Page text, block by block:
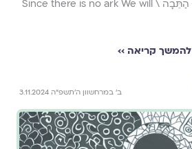
בְּאֵין לָנוּ תֵּבָה / נִהְיֶה אָנוּ הַתֵּבָה \ Since there is no ark We will
להמשך קריאה ››
ב׳ במרחשוון ה׳תשפ״ה 3.11.2024